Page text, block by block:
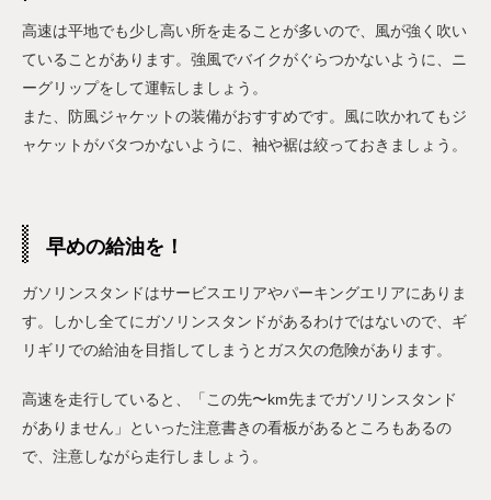
高速は平地でも少し高い所を走ることが多いので、風が強く吹い
ていることがあります。強風でバイクがぐらつかないように、ニ
ーグリップをして運転しましょう。
また、防風ジャケットの装備がおすすめです。風に吹かれてもジ
ャケットがバタつかないように、袖や裾は絞っておきましょう。
早めの給油を！
ガソリンスタンドはサービスエリアやパーキングエリアにありま
す。しかし全てにガソリンスタンドがあるわけではないので、ギ
リギリでの給油を目指してしまうとガス欠の危険があります。
高速を走行していると、「この先〜km先までガソリンスタンド
がありません」といった注意書きの看板があるところもあるの
で、注意しながら走行しましょう。